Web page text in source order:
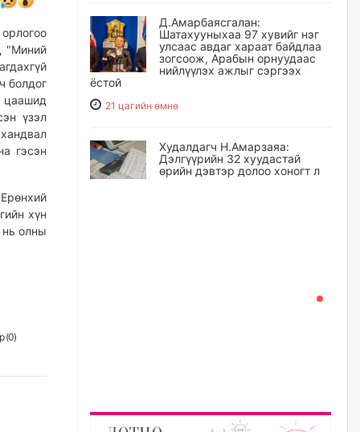
"Миний
болдог
үзэл
гэсэн
хүн
олны
(0)
Д.Амарбаясгалан:
Шатахууныхаа 97 хувийг нэг
улсаас авдаг хараат байдлаа
зогсоож, Арабын орнуудаас
нийлүүлэх ажлыг сэргээх
ёстой
21 цагийн өмнө
Худалдагч Н.Амарзаяа:
Дэлгүүрийн 32 хуудастай
өрийн дэвтэр долоо хоногт л
Үндсэн хууль зөрчсөн
Х.Булгантуяа, үндэсний эв